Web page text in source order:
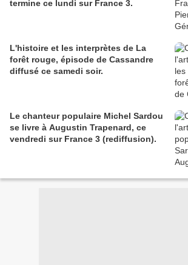
termine ce lundi sur France 3.
L'histoire et les interprètes de La
forêt rouge, épisode de Cassandre
diffusé ce samedi soir.
Le chanteur populaire Michel Sardou
se livre à Augustin Trapenard, ce
vendredi sur France 3 (rediffusion).